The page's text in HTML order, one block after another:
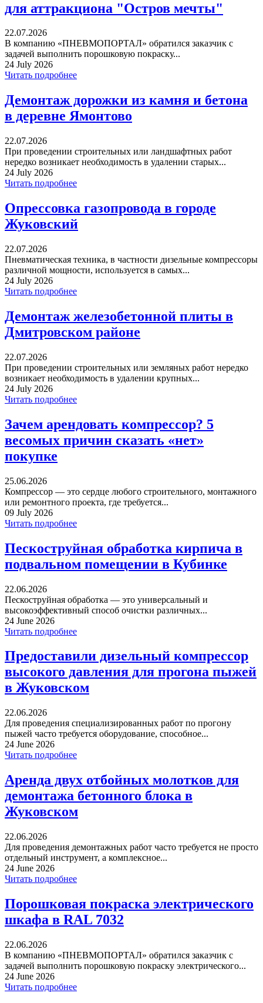
для аттракциона "Остров мечты"
22.07.2026
В компанию «ПНЕВМОПОРТАЛ» обратился заказчик с
задачей выполнить порошковую покраску...
24 July 2026
Читать подробнее
Демонтаж дорожки из камня и бетона
в деревне Ямонтово
22.07.2026
При проведении строительных или ландшафтных работ
нередко возникает необходимость в удалении старых...
24 July 2026
Читать подробнее
Опрессовка газопровода в городе
Жуковский
22.07.2026
Пневматическая техника, в частности дизельные компрессоры
различной мощности, используется в самых...
24 July 2026
Читать подробнее
Демонтаж железобетонной плиты в
Дмитровском районе
22.07.2026
При проведении строительных или земляных работ нередко
возникает необходимость в удалении крупных...
24 July 2026
Читать подробнее
Зачем арендовать компрессор? 5
весомых причин сказать «нет»
покупке
25.06.2026
Компрессор — это сердце любого строительного, монтажного
или ремонтного проекта, где требуется...
09 July 2026
Читать подробнее
Пескоструйная обработка кирпича в
подвальном помещении в Кубинке
22.06.2026
Пескоструйная обработка — это универсальный и
высокоэффективный способ очистки различных...
24 June 2026
Читать подробнее
Предоставили дизельный компрессор
высокого давления для прогона пыжей
в Жуковском
22.06.2026
Для проведения специализированных работ по прогону
пыжей часто требуется оборудование, способное...
24 June 2026
Читать подробнее
Аренда двух отбойных молотков для
демонтажа бетонного блока в
Жуковском
22.06.2026
Для проведения демонтажных работ часто требуется не просто
отдельный инструмент, а комплексное...
24 June 2026
Читать подробнее
Порошковая покраска электрического
шкафа в RAL 7032
22.06.2026
В компанию «ПНЕВМОПОРТАЛ» обратился заказчик с
задачей выполнить порошковую покраску электрического...
24 June 2026
Читать подробнее